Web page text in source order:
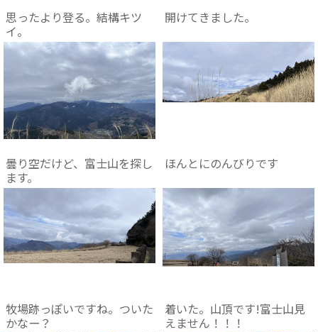
思ったより登る。結構キツ
イ。
開けてきました。
曇り空だけど、富士山を探し
ます。
ほんとにのんびりです
牧場跡っぽいですね。ついた
かなー？
着いた。山頂です!富士山見
えません！！！